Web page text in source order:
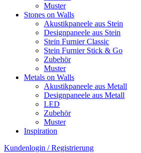
Muster
Stones on Walls
Akustikpaneele aus Stein
Designpaneele aus Stein
Stein Furnier Classic
Stein Furnier Stick & Go
Zubehör
Muster
Metals on Walls
Akustikpaneele aus Metall
Designpaneele aus Metall
LED
Zubehör
Muster
Inspiration
Kundenlogin / Registrierung